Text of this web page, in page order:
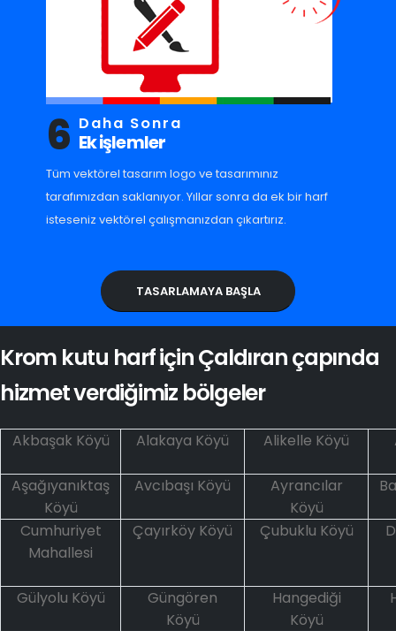
6 Daha Sonra
Ek işlemler
Tüm vektörel tasarım logo ve tasarımınız
tarafımızdan saklanıyor. Yıllar sonra da ek bir harf
isteseniz vektörel çalışmanızdan çıkartırız.
TASARLAMAYA BAŞLA
Krom kutu harf için Çaldıran çapında
hizmet verdiğimiz bölgeler
Akbaşak Köyü Alakaya Köyü Alikelle Köyü
Aşağıyanıktaş
Köyü
Avcıbaşı Köyü
Ayrancılar
Köyü
Cumhuriyet
Mahallesi
Çayırköy Köyü Çubuklu Köyü
Gülyolu Köyü
Güngören
Köyü
Hangediği
Köyü